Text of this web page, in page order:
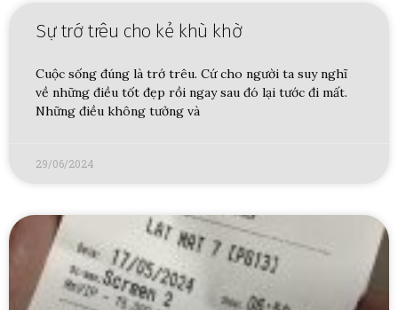
Sự trớ trêu cho kẻ khù khờ
Cuộc sống đúng là trớ trêu. Cứ cho người ta suy nghĩ
về những điều tốt đẹp rồi ngay sau đó lại tước đi mất.
Những điều không tưởng và
29/06/2024